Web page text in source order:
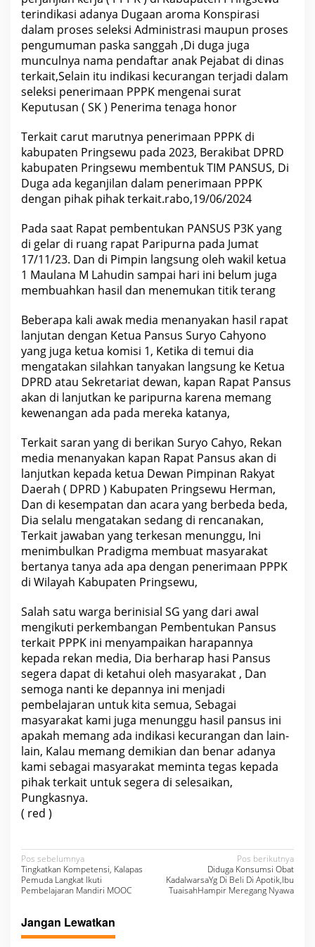
i
n
g
s
e
w
u
m
a
s
e
n
a
d
i
m
s
e
r
terindikasi adanya Dugaan aroma Konspirasi
dalam proses seleksi Administrasi maupun proses
pengumuman paska sanggah ,Di duga juga
munculnya nama pendaftar anak Pejabat di dinas
terkait,Selain itu indikasi kecurangan terjadi dalam
seleksi penerimaan PPPK mengenai surat
Keputusan ( SK ) Penerima tenaga honor
Terkait carut marutnya penerimaan PPPK di
kabupaten Pringsewu pada 2023, Berakibat DPRD
kabupaten Pringsewu membentuk TIM PANSUS, Di
Duga ada keganjilan dalam penerimaan PPPK
dengan pihak pihak terkait.rabo,19/06/2024
Pada saat Rapat pembentukan PANSUS P3K yang
di gelar di ruang rapat Paripurna pada Jumat
17/11/23. Dan di Pimpin langsung oleh wakil ketua
1 Maulana M Lahudin sampai hari ini belum juga
membuahkan hasil dan menemukan titik terang
Beberapa kali awak media menanyakan hasil rapat
lanjutan dengan Ketua Pansus Suryo Cahyono
yang juga ketua komisi 1, Ketika di temui dia
mengatakan silahkan tanyakan langsung ke Ketua
DPRD atau Sekretariat dewan, kapan Rapat Pansus
akan di lanjutkan ke paripurna karena memang
kewenangan ada pada mereka katanya,
Terkait saran yang di berikan Suryo Cahyo, Rekan
media menanyakan kapan Rapat Pansus akan di
lanjutkan kepada ketua Dewan Pimpinan Rakyat
Daerah ( DPRD ) Kabupaten Pringsewu Herman,
Dan di kesempatan dan acara yang berbeda beda,
Dia selalu mengatakan sedang di rencanakan,
Terkait jawaban yang terkesan menunggu, Ini
menimbulkan Pradigma membuat masyarakat
bertanya tanya ada apa dengan penerimaan PPPK
di Wilayah Kabupaten Pringsewu,
Salah satu warga berinisial SG yang dari awal
mengikuti perkembangan Pembentukan Pansus
terkait PPPK ini menyampaikan harapannya
kepada rekan media, Dia berharap hasi Pansus
segera dapat di ketahui oleh masyarakat , Dan
semoga nanti ke depannya ini menjadi
pembelajaran untuk kita semua, Sebagai
masyarakat kami juga menunggu hasil pansus ini
apakah memang ada indikasi kecurangan dan lain-
lain, Kalau memang demikian dan benar adanya
kami sebagai masyarakat meminta tegas kepada
pihak terkait untuk segera di selesaikan,
Pungkasnya.
( red )
N
a
i
Pos sebelumnya
Tingkatkan Kompetensi, Kalapas
Pemuda Langkat Ikuti
Pembelajaran Mandiri MOOC
Pos berikutnya
Diduga Konsumsi Obat
KadalwarsaYg Di Beli Di Apotik,Ibu
TuaisahHampir Meregang Nyawa
Jangan Lewatkan